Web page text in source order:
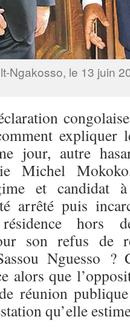
Ngakosso, le 13 juin
expliquer
jour, autre
Michel
et candidat
arrêté puis
résidence hors
son refus de
Nguesso ?
alors que
réunion
qu’elle